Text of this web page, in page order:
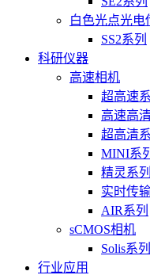
白色光点光电
SS2系列
科研仪器
高速相机
超高速
高速高
超高清
MINI系
精灵系列
实时传
AIR系列
sCMOS相机
Solis系列
行业应用